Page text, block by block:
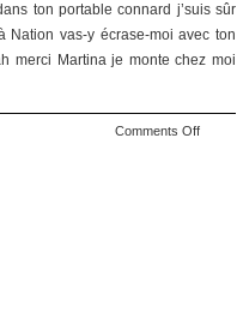
ton portable connard j’suis sûr
Nation vas-y écrase-moi avec ton
merci Martina je monte chez moi
Comments Offon